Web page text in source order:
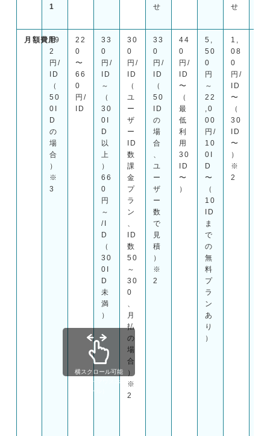
1
せ
せ
月額費用
19
2
円/
ID
（
50
0I
D
の
場
合
）
※
3
22
0
〜
66
0
円/
ID
33
0
円/
ID
～
（
30
0I
D
以
上
）
66
0
円
～
/I
D
（
30
0I
D
未
満
）
30
0
円/
ID
（
ユ
ー
ザ
ー
ID
数
課
金
プ
ラ
ン
ID
数
50
～
30
0
月
払
の
場
合
）
※
2
33
0
円/
ID
（
50
ID
の
場
合
ユ
ー
ザ
ー
数
で
見
積
）
※
2
44
0
円/
ID
〜
（
最
低
利
用
30
ID
〜
）
5,
50
0
円
～
22
,0
00
円/
10
0I
D
〜
（
10
ID
ま
で
の
無
料
プ
ラ
ン
あ
り
）
1,
08
0
円/
ID
〜
（
30
ID
〜
）
※
2
横スクロール可能
（shift + マウスホイ
ール）